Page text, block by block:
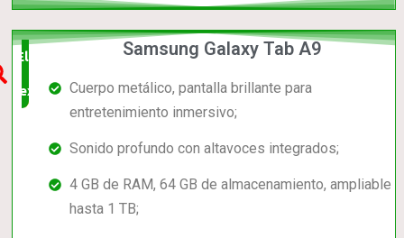
Elección
experta
Samsung Galaxy Tab A9
Cuerpo metálico, pantalla brillante para
entretenimiento inmersivo;
Sonido profundo con altavoces integrados;
4 GB de RAM, 64 GB de almacenamiento, ampliable
hasta 1 TB;